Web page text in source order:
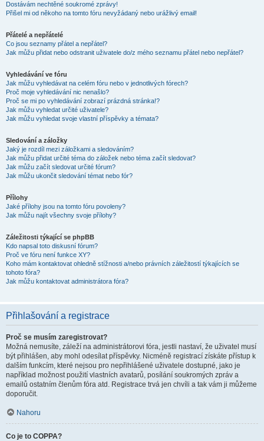
Dostávám nechtěné soukromé zprávy!
Přišel mi od někoho na tomto fóru nevyžádaný nebo urážlivý email!
Přátelé a nepřátelé
Co jsou seznamy přátel a nepřátel?
Jak můžu přidat nebo odstranit uživatele do/z mého seznamu přátel nebo nepřátel?
Vyhledávání ve fóru
Jak můžu vyhledávat na celém fóru nebo v jednotlivých fórech?
Proč moje vyhledávání nic nenašlo?
Proč se mi po vyhledávání zobrazí prázdná stránka!?
Jak můžu vyhledat určité uživatele?
Jak můžu vyhledat svoje vlastní příspěvky a témata?
Sledování a záložky
Jaký je rozdíl mezi záložkami a sledováním?
Jak můžu přidat určité téma do záložek nebo téma začít sledovat?
Jak můžu začít sledovat určité fórum?
Jak můžu ukončit sledování témat nebo fór?
Přílohy
Jaké přílohy jsou na tomto fóru povoleny?
Jak můžu najít všechny svoje přílohy?
Záležitosti týkající se phpBB
Kdo napsal toto diskusní fórum?
Proč ve fóru není funkce XY?
Koho mám kontaktovat ohledně stížnosti a/nebo právních záležitostí týkajících se
tohoto fóra?
Jak můžu kontaktovat administrátora fóra?
Přihlašování a registrace
Proč se musím zaregistrovat?
Možná nemusíte, záleží na administrátorovi fóra, jestli nastaví, že uživatel musí
být přihlášen, aby mohl odesílat příspěvky. Nicméně registrací získáte přístup k
dalším funkcím, které nejsou pro nepřihlášené uživatele dostupné, jako je
například možnost použití vlastních avatarů, posílání soukromých zpráv a
emailů ostatním členům fóra atd. Registrace trvá jen chvíli a tak vám ji můžeme
doporučit.
Nahoru
Co je to COPPA?